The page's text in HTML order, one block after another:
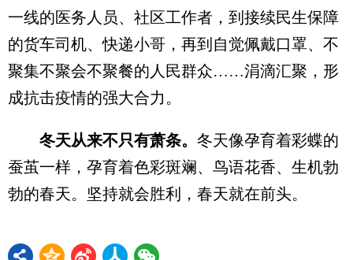
一线的医务人员、社区工作者，到接续民生保障
的货车司机、快递小哥，再到自觉佩戴口罩、不
聚集不聚会不聚餐的人民群众……涓滴汇聚，形
成抗击疫情的强大合力。
冬天从来不只有萧条。 冬天像孕育着彩蝶的
蚕茧一样，孕育着色彩斑斓、鸟语花香、生机勃
勃的春天。坚持就会胜利，春天就在前头。